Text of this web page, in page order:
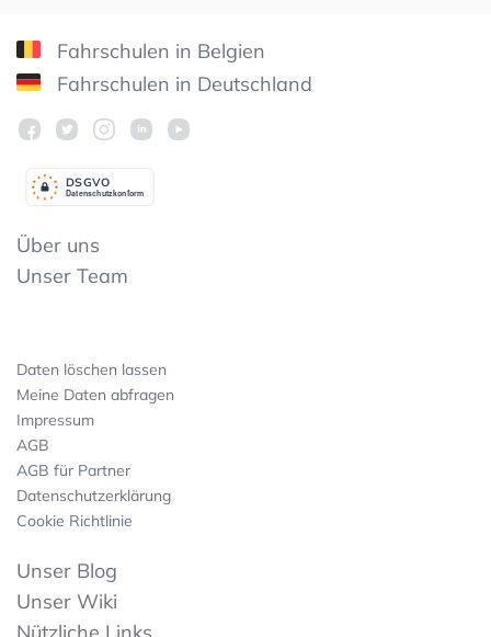
Fahrschulen in Belgien
Fahrschulen in Deutschland
Datenschutzkonform
DSGVO
Über uns
Unser Team
Daten löschen lassen
Meine Daten abfragen
Impressum
AGB
AGB für Partner
Datenschutzerklärung
Cookie Richtlinie
Unser Blog
Unser Wiki